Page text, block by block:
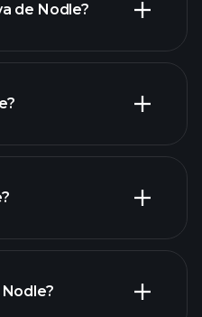
de Nodle?